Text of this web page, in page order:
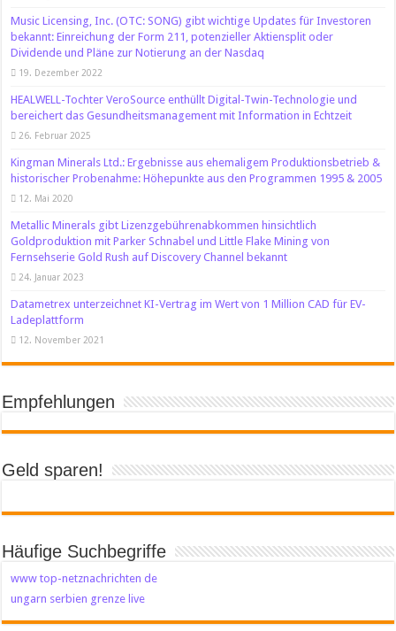
Music Licensing, Inc. (OTC: SONG) gibt wichtige Updates für Investoren
bekannt: Einreichung der Form 211, potenzieller Aktiensplit oder
Dividende und Pläne zur Notierung an der Nasdaq
19. Dezember 2022
HEALWELL-Tochter VeroSource enthüllt Digital-Twin-Technologie und
bereichert das Gesundheitsmanagement mit Information in Echtzeit
26. Februar 2025
Kingman Minerals Ltd.: Ergebnisse aus ehemaligem Produktionsbetrieb &
historischer Probenahme: Höhepunkte aus den Programmen 1995 & 2005
12. Mai 2020
Metallic Minerals gibt Lizenzgebührenabkommen hinsichtlich
Goldproduktion mit Parker Schnabel und Little Flake Mining von
Fernsehserie Gold Rush auf Discovery Channel bekannt
24. Januar 2023
Datametrex unterzeichnet KI-Vertrag im Wert von 1 Million CAD für EV-
Ladeplattform
12. November 2021
Empfehlungen
Geld sparen!
Häufige Suchbegriffe
www top-netznachrichten de
ungarn serbien grenze live